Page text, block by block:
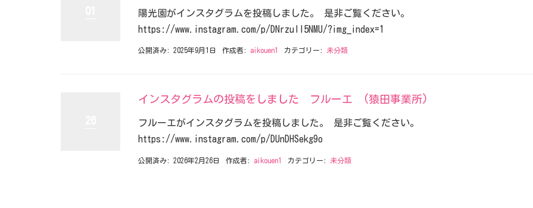
陽光園がインスタグラムを投稿しました。 是非ご覧ください。
https://www.instagram.com/p/DNrzull5NMU/?img_index=1
公開済み: 2025年9月1日 作成者: aikouen1 カテゴリー: 未分類
インスタグラムの投稿をしました フルーエ (猿田事業所)
フルーエがインスタグラムを投稿しました。 是非ご覧ください。
https://www.instagram.com/p/DUnDHSekg9o
公開済み: 2026年2月26日 作成者: aikouen1 カテゴリー: 未分類